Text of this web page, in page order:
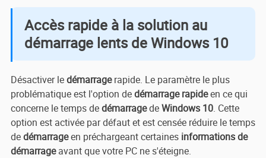
Accès rapide à la solution au
démarrage lents de Windows 10
Désactiver ledémarragerapide. Le paramètre le plus
problématique est l'option dedémarrage rapideen ce qui
concerne le temps dedémarragedeWindows 10. Cette
option est activée par défaut et est censée réduire le temps
dedémarrageen préchargeant certaines informations de
démarrageavant que votre PC ne s'éteigne.